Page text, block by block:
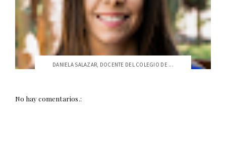
DANIELA SALAZAR, DOCENTE DEL COLEGIO DE ...
No hay comentarios.: